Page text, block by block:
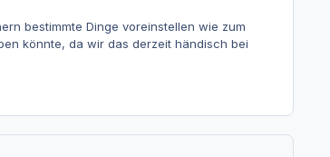
bestimmte Dinge voreinstellen wie zum
könnte, da wir das derzeit händisch bei